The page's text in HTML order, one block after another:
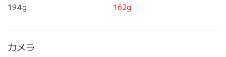
194g
162g
カメラ